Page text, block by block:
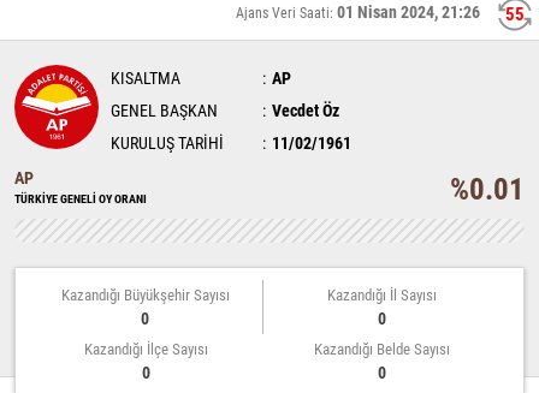
55
Ajans Veri Saati: 01 Nisan 2024, 21:26
KISALTMA
AP
GENEL BAŞKAN
Vecdet Öz
KURULUŞ TARİHİ
11/02/1961
AP
TÜRKİYE GENELİ OY ORANI %0.01
Kazandığı Büyükşehir Sayısı
0
Kazandığı İl Sayısı
0
Kazandığı İlçe Sayısı
0
Kazandığı Belde Sayısı
0